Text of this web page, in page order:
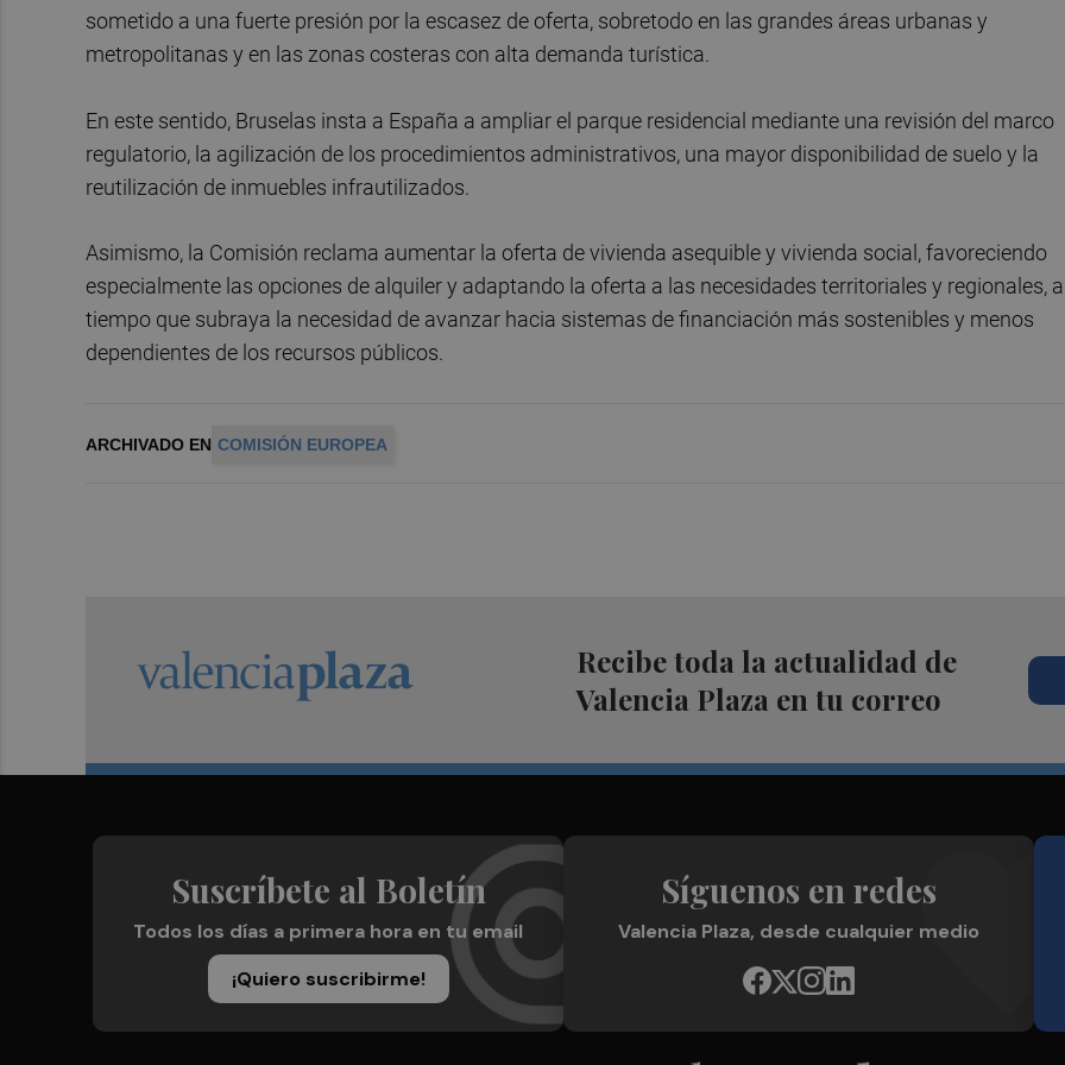
sometido a una fuerte presión por la escasez de oferta, sobretodo en las grandes áreas urbanas y
metropolitanas y en las zonas costeras con alta demanda turística.
En este sentido, Bruselas insta a España a ampliar el parque residencial mediante una revisión del marco
regulatorio, la agilización de los procedimientos administrativos, una mayor disponibilidad de suelo y la
reutilización de inmuebles infrautilizados.
Asimismo, la Comisión reclama aumentar la oferta de vivienda asequible y vivienda social, favoreciendo
especialmente las opciones de alquiler y adaptando la oferta a las necesidades territoriales y regionales,
tiempo que subraya la necesidad de avanzar hacia sistemas de financiación más sostenibles y menos
dependientes de los recursos públicos.
ARCHIVADO EN COMISIÓN EUROPEA
Recibe toda la actualidad de
Valencia Plaza en tu correo
Suscríbete al Boletín
Todos los días a primera hora en tu email
¡Quiero suscribirme!
Síguenos en redes
Valencia Plaza, desde cualquier medio